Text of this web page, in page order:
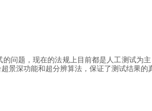
的问题，现在的法规上目前都是人工测试为
景深功能和超分辨算法，保证了测试结果的